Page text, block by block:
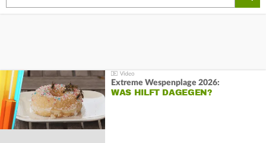
Extreme Wespenplage 2026:
WAS HILFT DAGEGEN?